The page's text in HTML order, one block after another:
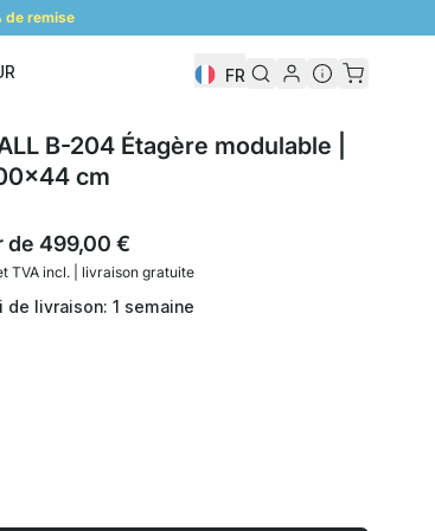
de remise
FR
B-204 Étagère modulable |
cm
de499,00 €
TVA incl. | livraison gratuite
de livraison: 1 semaine